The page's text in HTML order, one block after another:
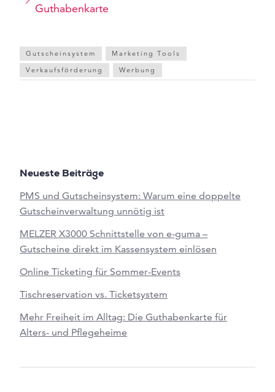
Neueste Beiträge
PMS und Gutscheinsystem: Warum eine doppelte
Gutscheinverwaltung unnötig ist
MELZER X3000 Schnittstelle von e-guma –
Gutscheine direkt im Kassensystem einlösen
Online Ticketing für Sommer-Events
Tischreservation vs. Ticketsystem
Mehr Freiheit im Alltag: Die Guthabenkarte für
Alters- und Pflegeheime
Guthabenkarte
Gutscheinsystem
Marketing Tools
Verkaufsförderung
Werbung